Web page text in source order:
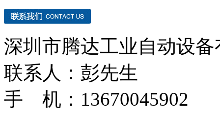
深圳市腾达工业自动设
联系人：彭先生
手 机：13670045902